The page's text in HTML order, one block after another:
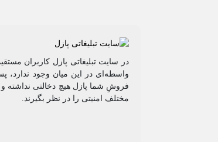
در سایت تبلیغاتی پازل کاربران
واسطه‌ای در این میان وجود ندارد،
فروشِ شما پازل هیچ دخالتی نداشته و
مختلف امنیتی را در نظر بگیرند.